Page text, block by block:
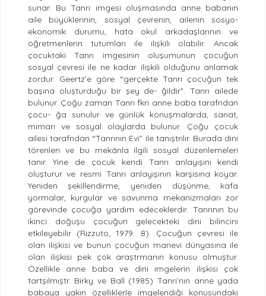
sunar. Bu Tanrı imgesi oluşmasında anne babanın
aile büyüklerinin, sosyal çevrenin, ailenin sosyo-
ekonomik durumu, hata okul arkadaşlarının ve
öğretmenlerin tutumları ile ilişkili olabilir. Ancak
çocuktaki Tanrı imgesinin oluşumunun çocuğun
sosyal çevresi ile ne kadar ilişkili olduğunu anlamak
zordur. Geertz’e göre “gerçekte Tanrı çocuğun tek
başına oluşturduğu bir şey de- ğildir”. Tanrı ailede
bulunur. Çoğu zaman Tanrı fkri anne baba tarafndan
çocu- ğa sunulur ve günlük konuşmalarda, sanat,
mimari ve sosyal olaylarda bulunur. Çoğu çocuk
ailesi tarafndan “Tanrının Evi” ile tanıştrılır. Burada dini
törenleri ve bu mekânla ilgili sosyal düzenlemeleri
tanır. Yine de çocuk kendi Tanrı anlayışını kendi
oluşturur ve resmi Tanrı anlayışının karşısına koyar.
Yeniden şekillendirme, yeniden düşünme, kafa
yormalar, kurgular ve savunma mekanizmaları zor
görevinde çocuğa yardım edeceklerdir. Tanrının bu
ikinci doğuşu çocuğun gelecekteki dini bilincini
etkileyebilir (Rizzuto, 1979: 8). Çocuğun çevresi ile
olan ilişkisi ve bunun çocuğun manevi dünyasına ile
olan ilişkisi pek çok araştrmanın konusu olmuştur.
Özellikle anne baba ve dini imgelerin ilişkisi çok
tartşılmıştr. Birky ve Ball (1985) Tanrı’nın anne yada
babaya yakın özelliklerle imgelendiği konusundaki